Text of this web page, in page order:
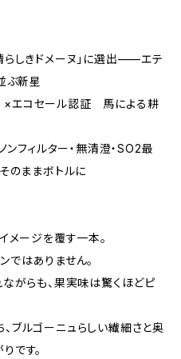
しきドメーヌ」に選出——エテ
ぶ新星
×エコセール認証 馬による耕
フィルター・無清澄・SO2最
ままボトルに
メージを覆す一本。
ではありません。
がらも、果実味は驚くほどピ
ブルゴーニュらしい繊細さと奥
です。